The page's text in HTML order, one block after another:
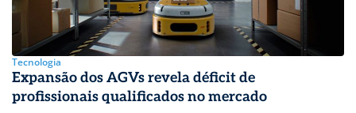
Tecnologia
Expansão dos AGVs revela déficit de
profissionais qualificados no mercado